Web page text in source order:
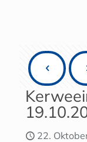
22.